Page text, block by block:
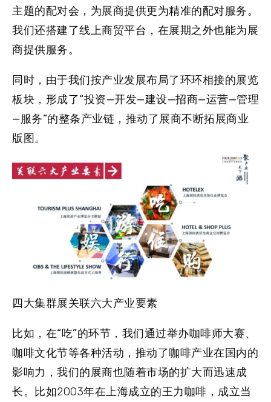
主题的配对会，为展商提供更为精准的配对服务。
我们还搭建了线上商贸平台，在展期之外也能为展
商提供服务。
同时，由于我们按产业发展布局了环环相接的展览
板块， 形成了“投资—开发—建设—招商—运营—管理
—服务”的整条产业链 ，推动了展商不断拓展商业
版图。
四大集群展关联六大产业要素
比如，在“吃”的环节，我们通过举办咖啡师大赛、
咖啡文化节等各种活动，推动了咖啡产业在国内的
影响力，我们的展商也随着市场的扩大而迅速成
长。比如2003年在上海成立的王力咖啡，成立当